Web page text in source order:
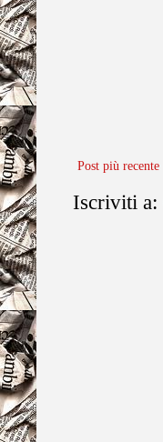
Post più recente
Iscriviti a: